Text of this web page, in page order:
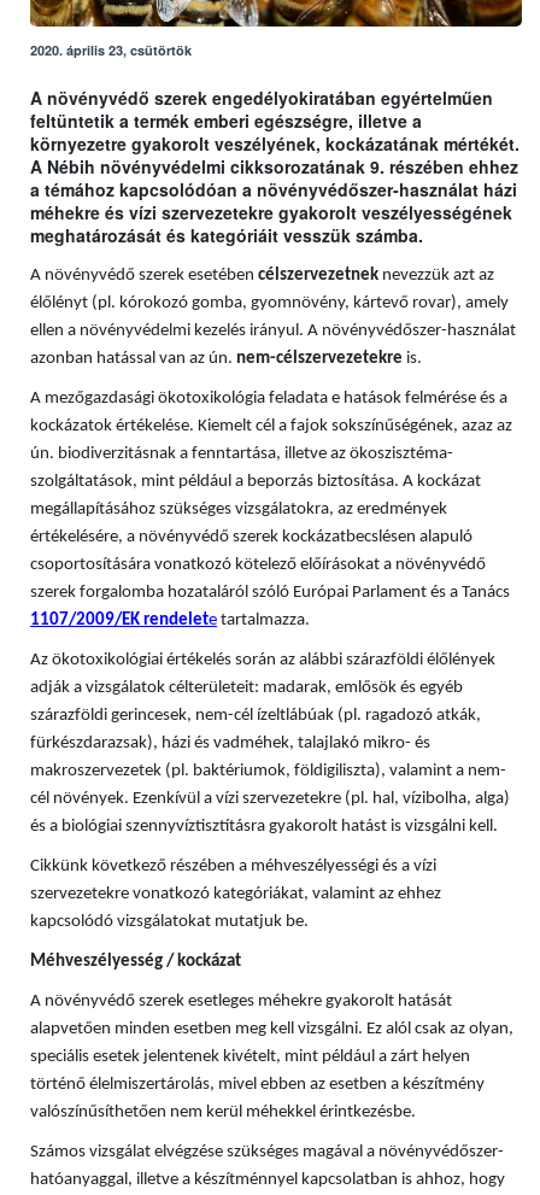
2020. április 23, csütörtök
A növényvédő szerek engedélyokiratában egyértelműen
feltüntetik a termék emberi egészségre, illetve a
környezetre gyakorolt veszélyének, kockázatának mértékét.
A Nébih növényvédelmi cikksorozatának 9. részében ehhez
a témához kapcsolódóan a növényvédőszer-használat házi
méhekre és vízi szervezetekre gyakorolt veszélyességének
meghatározását és kategóriáit vesszük számba.
A növényvédő szerek esetében célszervezetnek nevezzük azt az
élőlényt (pl. kórokozó gomba, gyomnövény, kártevő rovar), amely
ellen a növényvédelmi kezelés irányul. A növényvédőszer-használat
azonban hatással van az ún. nem-célszervezetekre is.
A mezőgazdasági ökotoxikológia feladata e hatások felmérése és a
kockázatok értékelése. Kiemelt cél a fajok sokszínűségének, azaz az
ún. biodiverzitásnak a fenntartása, illetve az ökoszisztéma-
szolgáltatások, mint például a beporzás biztosítása. A kockázat
megállapításához szükséges vizsgálatokra, az eredmények
értékelésére, a növényvédő szerek kockázatbecslésen alapuló
csoportosítására vonatkozó kötelező előírásokat a növényvédő
szerek forgalomba hozataláról szóló Európai Parlament és a Tanács
1107/2009/EK rendelete tartalmazza.
Az ökotoxikológiai értékelés során az alábbi szárazföldi élőlények
adják a vizsgálatok célterületeit: madarak, emlősök és egyéb
szárazföldi gerincesek, nem-cél ízeltlábúak (pl. ragadozó atkák,
fürkészdarazsak), házi és vadméhek, talajlakó mikro- és
makroszervezetek (pl. baktériumok, földigiliszta), valamint a nem-
cél növények. Ezenkívül a vízi szervezetekre (pl. hal, vízibolha, alga)
és a biológiai szennyvíztisztításra gyakorolt hatást is vizsgálni kell.
Cikkünk következő részében a méhveszélyességi és a vízi
szervezetekre vonatkozó kategóriákat, valamint az ehhez
kapcsolódó vizsgálatokat mutatjuk be.
Méhveszélyesség / kockázat
A növényvédő szerek esetleges méhekre gyakorolt hatását
alapvetően minden esetben meg kell vizsgálni. Ez alól csak az olyan,
speciális esetek jelentenek kivételt, mint például a zárt helyen
történő élelmiszertárolás, mivel ebben az esetben a készítmény
valószínűsíthetően nem kerül méhekkel érintkezésbe.
Számos vizsgálat elvégzése szükséges magával a növényvédőszer-
hatóanyaggal, illetve a készítménnyel kapcsolatban is ahhoz, hogy